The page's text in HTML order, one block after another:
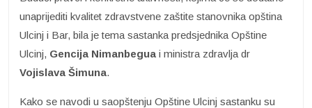
unaprijediti kvalitet zdravstvene zaštite stanovnika opština
Ulcinj i Bar, bila je tema sastanka predsjednika Opštine
Ulcinj, Gencija Nimanbegua i ministra zdravlja dr
Vojislava Šimuna.
Kako se navodi u saopštenju Opštine Ulcinj sastanku su